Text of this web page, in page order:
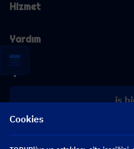
Hizmet
Yardım
iş
Cookies